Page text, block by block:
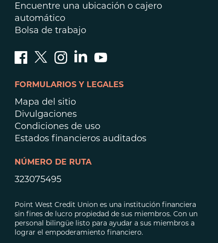
Encuentre una ubicación o cajero
automático
Bolsa de trabajo
FORMULARIOS Y LEGALES
Mapa del sitio
Divulgaciones
Condiciones de uso
Estados financieros auditados
NÚMERO DE RUTA
323075495
Point West Credit Union es una institución financiera
sin fines de lucro propiedad de sus miembros. Con un
personal bilingüe listo para ayudar a sus miembros a
lograr el empoderamiento financiero.